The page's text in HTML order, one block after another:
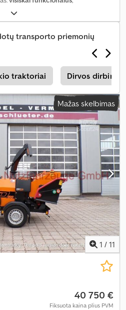
transporto priemonių
traktoriai Dirvos dirbimo
Mažas skelbimas
1 / 11
40 750 €
Fiksuota kaina plius PVM